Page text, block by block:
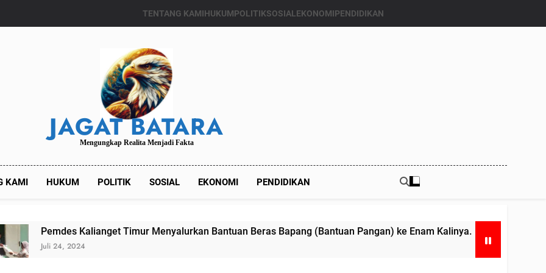
TENTANG KAMIHUKUMPOLITIKSOSIALEKONOMIPENDIDIKAN
JAGAT BATARA
Mengungkap Realita Menjadi Fakta
KAMI HUKUM POLITIK SOSIAL EKONOMI PENDIDIKAN
Kalianget Timur Menyalurkan Bantuan Beras Bapang (Bantuan Pangan) ke Enam Kalinya.
Juli 24, 2024